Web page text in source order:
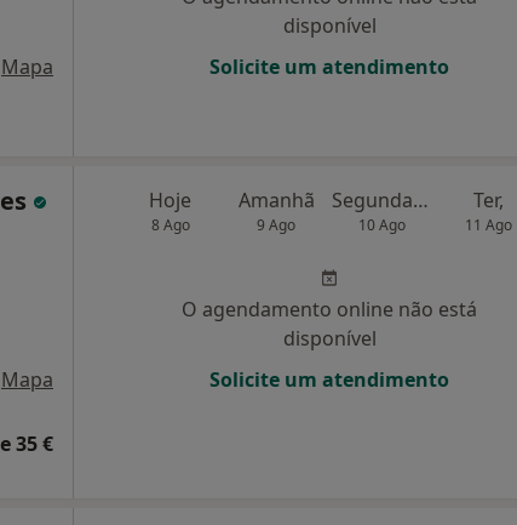
Mapa
disponível
Solicite um atendimento
Mapa
35 €
Hoje
8 Ago
Amanhã
9 Ago
Segunda-feira
10 Ago
Ter,
11 Ago
O agendamento online não está
disponível
Solicite um atendimento